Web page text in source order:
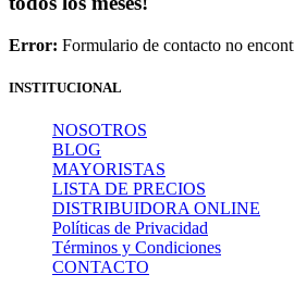
Error: Formulario de contacto no
INSTITUCIONAL
NOSOTROS
BLOG
MAYORISTAS
LISTA DE PRECIOS
DISTRIBUIDORA ONLINE
Políticas de Privacidad
Términos y Condiciones
CONTACTO